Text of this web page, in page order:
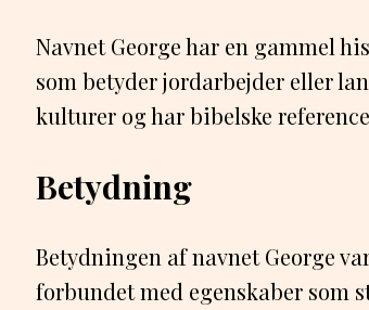
Navnet George har en gammel
som betyder jordarbejder eller
kulturer og har bibelske
Betydning
Betydningen af navnet George
forbundet med egenskaber som